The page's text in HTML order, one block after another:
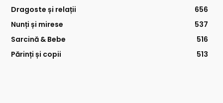
Dragoste și relații
656
Nunți și mirese
537
Sarcină & Bebe
516
Părinți și copii
513